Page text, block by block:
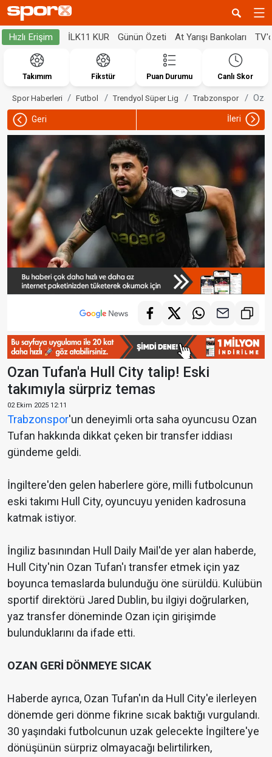
Hızlı Erişim İLK11 KUR Günün Özeti At Yarışı Bankoları
Takımım Fikstür Puan Durumu Canlı Skor
Spor Haberleri Futbol Trendyol Süper Lig Trabzonspor
Geri İleri
Ozan Tufan'a Hull City talip! Eski
takımıyla sürpriz temas
02 Ekim 2025 12:11
Trabzonspor'un deneyimli orta saha oyuncusu Ozan
Tufan hakkında dikkat çeken bir transfer iddiası
gündeme geldi.
İngiltere'den gelen haberlere göre, milli futbolcunun
eski takımı Hull City, oyuncuyu yeniden kadrosuna
katmak istiyor.
İngiliz basınından Hull Daily Mail'de yer alan haberde,
Hull City'nin Ozan Tufan'ı transfer etmek için yaz
boyunca temaslarda bulunduğu öne sürüldü. Kulübün
sportif direktörü Jared Dublin, bu ilgiyi doğrularken,
yaz transfer döneminde Ozan için girişimde
bulunduklarını da ifade etti.
OZAN GERİ DÖNMEYE SICAK
Haberde ayrıca, Ozan Tufan'ın da Hull City'e ilerleyen
dönemde geri dönme fikrine sıcak baktığı vurgulandı.
30 yaşındaki futbolcunun uzak gelecekte İngiltere'ye
dönüşünün sürpriz olmayacağı belirtilirken,